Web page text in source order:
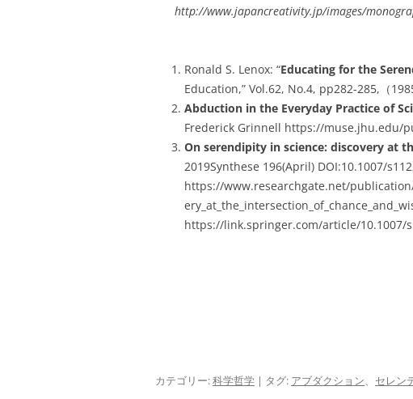
http://www.japancreativity.jp/images/
Ronald S. Lenox: “Educating for the
Education,” Vol.62, No.4, pp282-285,（1985
Abduction in the Everyday Practice of
Frederick Grinnell https://muse.jhu.edu/
On serendipity in science: discovery at
2019Synthese 196(April) DOI:10.1007/
https://www.researchgate.net/
https://link.springer.com/article/10.1007/
カテゴリー:科学哲学 | タグ: アブダクション、 セレン